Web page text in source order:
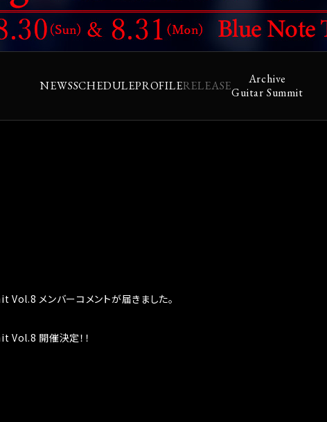
NEWSSCHEDULEPROFILERELEASE
Archive
Guitar Summit
メンバーコメントが届きました。
開催決定！！